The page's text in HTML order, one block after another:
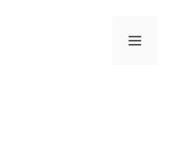
Menu